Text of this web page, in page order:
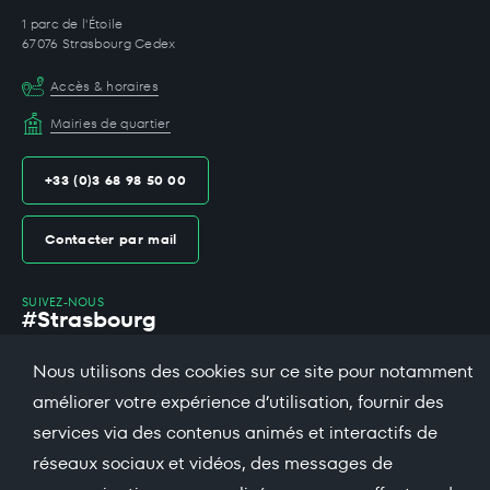
1 parc de l'Étoile
67076 Strasbourg Cedex
Accès & horaires
Mairies de quartier
+33 (0)3 68 98 50 00
Contacter par mail
SUIVEZ-NOUS
#Strasbourg
facebook
X bsky threadsinstagramlinkedin
soundcloud
Nous utilisons des cookies sur ce site pour notamment
améliorer votre expérience d’utilisation, fournir des
services via des contenus animés et interactifs de
réseaux sociaux et vidéos, des messages de